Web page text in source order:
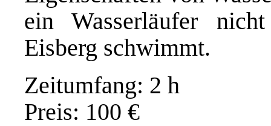
ein Wasserläufer
Eisberg schwimmt.
Zeitumfang: 2 h
Preis: 100 €